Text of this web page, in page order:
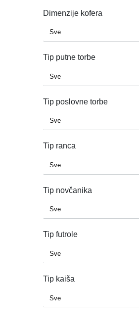
Dimenzije kofera
Tip putne torbe
Tip poslovne torbe
Tip ranca
Tip novčanika
Tip futrole
Tip kaiša